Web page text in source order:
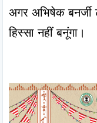
अगर अभिषेक बनर्जी
हिस्सा नहीं बनूंगा।